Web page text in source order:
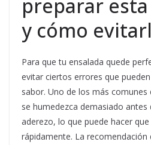
preparar
y cómo
Para que tu ensalada quede
evitar ciertos errores que
sabor. Uno de los más comunes
se humedezca demasiado antes
aderezo, lo que puede hacer
rápidamente. La recomendación